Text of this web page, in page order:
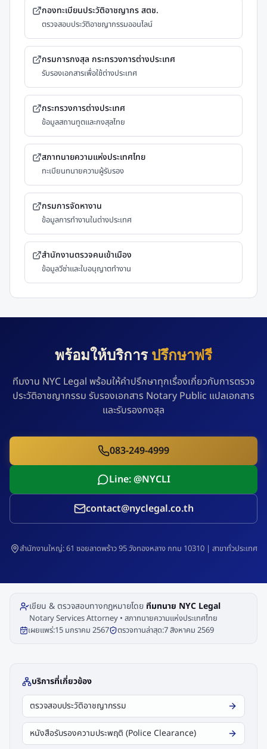
กองทะเบียนประวัติอาชญากร สตช.
ตรวจสอบประวัติอาชญากรรมออนไลน์
กรมการกงสุล กระทรวงการต่างประเทศ
รับรองเอกสารเพื่อใช้ต่างประเทศ
กระทรวงการต่างประเทศ
ข้อมูลสถานทูตและกงสุลไทย
สภาทนายความแห่งประเทศไทย
ทะเบียนทนายความผู้รับรอง
กรมการจัดหางาน
ข้อมูลการทำงานในต่างประเทศ
สำนักงานตรวจคนเข้าเมือง
ข้อมูลวีซ่าและใบอนุญาตทำงาน
พร้อมให้บริการปรึกษาฟรี
ทีมงาน NYC Legal พร้อมให้คำปรึกษาทุกเรื่องเกี่ยวกับการตรวจ
ประวัติอาชญากรรม รับรองเอกสาร Notary Public แปลเอกสาร
และรับรองกงสุล
083-249-4999
Line: @NYCLI
contact@nyclegal.co.th
สำนักงานใหญ่: 61 ซอยลาดพร้าว 95 วังทองหลาง กทม 10310 | สาขาทั่วประเทศ
เขียน & ตรวจสอบทางกฎหมายโดย ทีมทนาย NYC Legal
Notary Services Attorney • สภาทนายความแห่งประเทศไทย
เผยแพร่:15 มกราคม 2567 ตรวจทานล่าสุด:7 สิงหาคม 2569
บริการที่เกี่ยวข้อง
ตรวจสอบประวัติอาชญากรรม
หนังสือรับรองความประพฤติ (Police Clearance)